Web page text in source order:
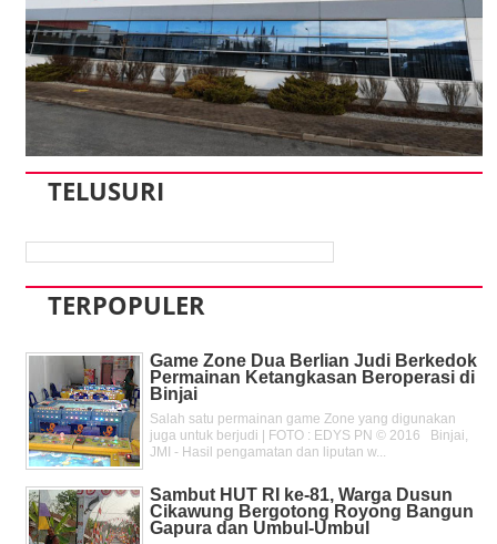
TELUSURI
TERPOPULER
Game Zone Dua Berlian Judi Berkedok
Permainan Ketangkasan Beroperasi di
Binjai
Salah satu permainan game Zone yang digunakan
juga untuk berjudi | FOTO : EDYS PN © 2016 Binjai,
JMI - Hasil pengamatan dan liputan w...
Sambut HUT RI ke-81, Warga Dusun
Cikawung Bergotong Royong Bangun
Gapura dan Umbul-Umbul